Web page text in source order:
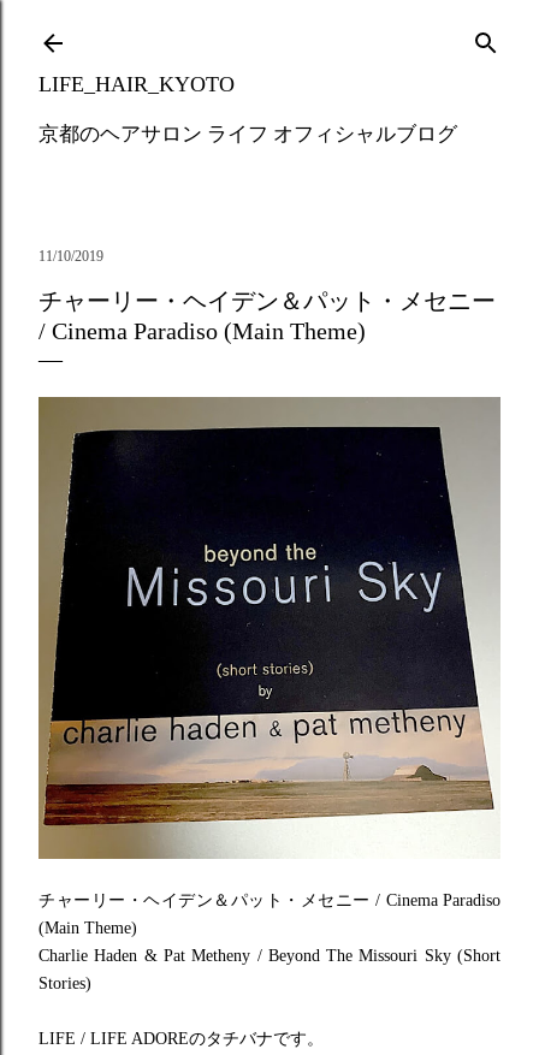
LIFE_HAIR_KYOTO
京都のヘアサロン ライフ オフィシャルブログ
11/10/2019
チャーリー・ヘイデン＆パット・メセニー
/ Cinema Paradiso (Main Theme)
チャーリー・ヘイデン＆パット・メセニー / Cinema Paradiso
(Main Theme)
Charlie Haden & Pat Metheny / Beyond The Missouri Sky (Short
Stories)
LIFE / LIFE ADOREのタチバナです。